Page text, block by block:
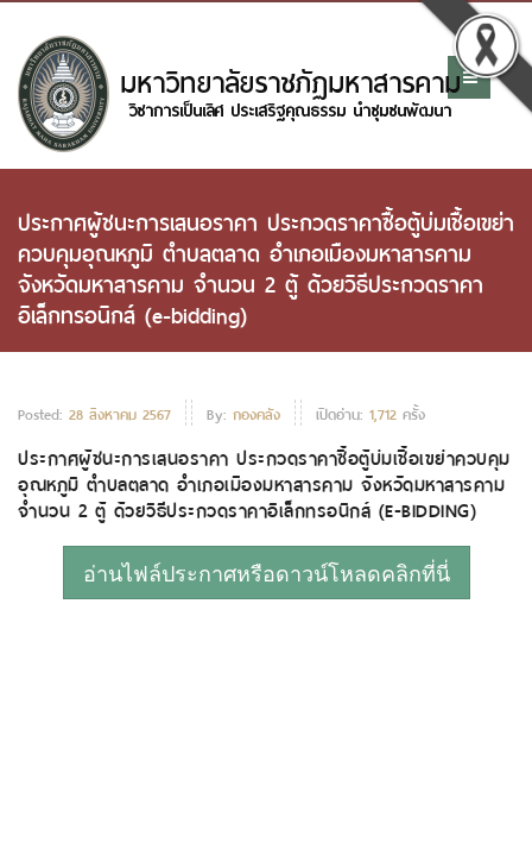
ประกาศผู้ชนะการเสนอราคา ประกวดราคาซื้อตู้บ่มเชื้อเขย่า
ควบคุมอุณหภูมิ ตำบลตลาด อำเภอเมืองมหาสารคาม
จังหวัดมหาสารคาม จำนวน 2 ตู้ ด้วยวิธีประกวดราคา
อิเล็กทรอนิกส์ (e-bidding)
Posted: 28 สิงหาคม 2567 By: กองคลัง เปิดอ่าน: 1,712 ครั้ง
ประกาศผู้ชนะการเสนอราคา ประกวดราคาซื้อตู้บ่มเชื้อเขย่าควบคุม
อุณหภูมิ ตำบลตลาด อำเภอเมืองมหาสารคาม จังหวัดมหาสารคาม
จำนวน 2 ตู้ ด้วยวิธีประกวดราคาอิเล็กทรอนิกส์ (E-BIDDING)
อ่านไฟล์ประกาศหรือดาวน์โหลดคลิกที่นี่